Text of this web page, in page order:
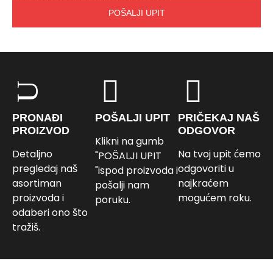
POŠALJI UPIT
PRONAĐI
PROIZVOD
Detaljno
pregledaj naš
asortiman
proizvoda i
odaberi ono što
tražiš.
POŠALJI UPIT
Klikni na gumb
"POŠALJI UPIT
"ispod proizvoda i
pošalji nam
poruku.
PRIČEKAJ NAŠ
ODGOVOR
Na tvoj upit ćemo
odgovoriti u
najkraćem
mogućem roku.